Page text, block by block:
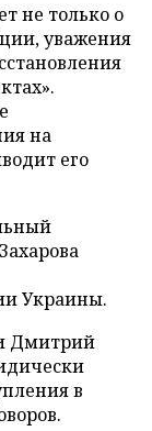
не только о
уважения
на
его
Украины.
Дмитрий
в